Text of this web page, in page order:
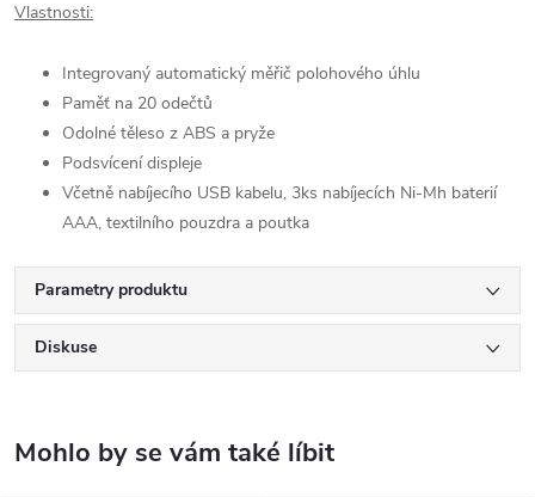
Vlastnosti:
Integrovaný automatický měřič polohového úhlu
Paměť na 20 odečtů
Odolné těleso z ABS a pryže
Podsvícení displeje
Včetně nabíjecího USB kabelu, 3ks nabíjecích Ni-Mh baterií
AAA, textilního pouzdra a poutka
Parametry produktu
Diskuse